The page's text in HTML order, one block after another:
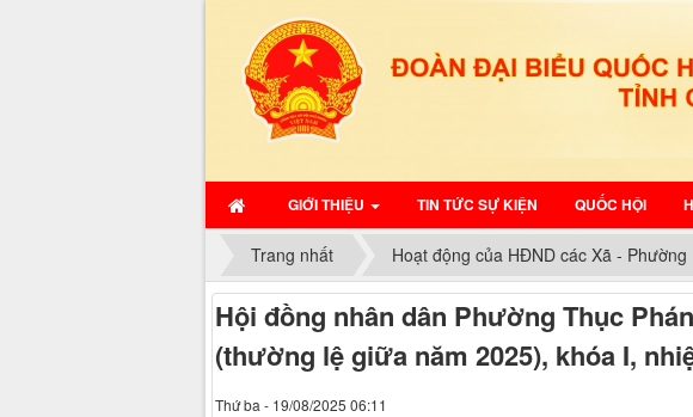
GIỚI THIỆU TIN TỨC SỰ KIỆN QUỐC HỘI
Trang nhất Hoạt động của HĐND các Xã - Phường
Hội đồng nhân dân Phường Thục
(thường lệ giữa năm 2025), khóa I,
Thứ ba - 19/08/2025 06:11